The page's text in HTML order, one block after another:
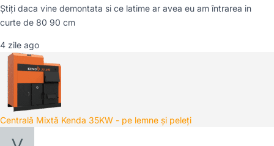
Știți daca vine demontata si ce latime ar avea eu am întrarea in
curte de 80 90 cm
4 zile ago
Centrală Mixtă Kenda 35KW - pe lemne și peleți